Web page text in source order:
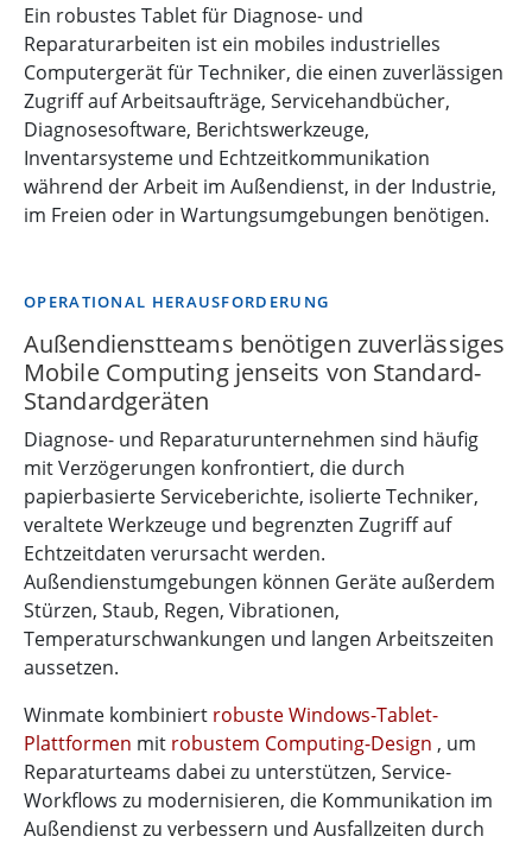
Ein robustes Tablet für Diagnose- und
Reparaturarbeiten ist ein mobiles industrielles
Computergerät für Techniker, die einen zuverlässigen
Zugriff auf Arbeitsaufträge, Servicehandbücher,
Diagnosesoftware, Berichtswerkzeuge,
Inventarsysteme und Echtzeitkommunikation
während der Arbeit im Außendienst, in der Industrie,
im Freien oder in Wartungsumgebungen benötigen.
OPERATIONAL HERAUSFORDERUNG
Außendienstteams benötigen zuverlässiges
Mobile Computing jenseits von Standard-
Standardgeräten
Diagnose- und Reparaturunternehmen sind häufig
mit Verzögerungen konfrontiert, die durch
papierbasierte Serviceberichte, isolierte Techniker,
veraltete Werkzeuge und begrenzten Zugriff auf
Echtzeitdaten verursacht werden.
Außendienstumgebungen können Geräte außerdem
Stürzen, Staub, Regen, Vibrationen,
Temperaturschwankungen und langen Arbeitszeiten
aussetzen.
Winmate kombiniert robuste Windows-Tablet-
Plattformen mit robustem Computing-Design , um
Reparaturteams dabei zu unterstützen, Service-
Workflows zu modernisieren, die Kommunikation im
Außendienst zu verbessern und Ausfallzeiten durch